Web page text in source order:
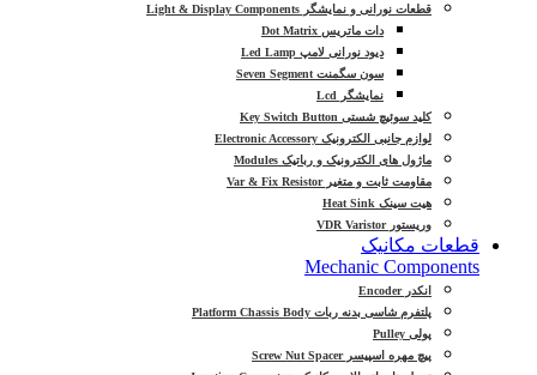
قطعات نورانی و نمایشگر Light & Display Components
دات ماتریس Dot Matrix
دیود نورانی لامپ Led Lamp
سون سگمنت Seven Segment
نمایشگر Lcd
کلید سوئیچ شستی Key Switch Button
لوازم جانبی الکترونیک Electronic Accessory
ماژول های الکترونیک و رباتیک Modules
مقاومت ثابت و متغیر Var & Fix Resistor
هیت سینک Heat Sink
وریستور VDR Varistor
قطعات مکانیک
Mechanic Components
انکدر Encoder
پلتفرم شاسی بدنه ربات Platform Chassis Body
پولی Pulley
پیچ مهره اسپیسر Screw Nut Spacer